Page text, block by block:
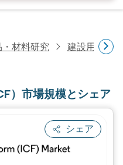
材料研究 建設用化学
）市場規模とシェア
シェア